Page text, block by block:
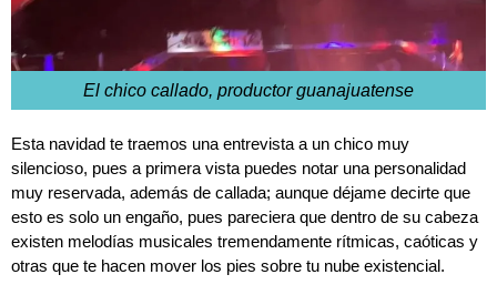
El chico callado, productor guanajuatense
Esta navidad te traemos una entrevista a un chico muy
silencioso, pues a primera vista puedes notar una personalidad
muy reservada, además de callada; aunque déjame decirte que
esto es solo un engaño, pues pareciera que dentro de su cabeza
existen melodías musicales tremendamente rítmicas, caóticas y
otras que te hacen mover los pies sobre tu nube existencial.